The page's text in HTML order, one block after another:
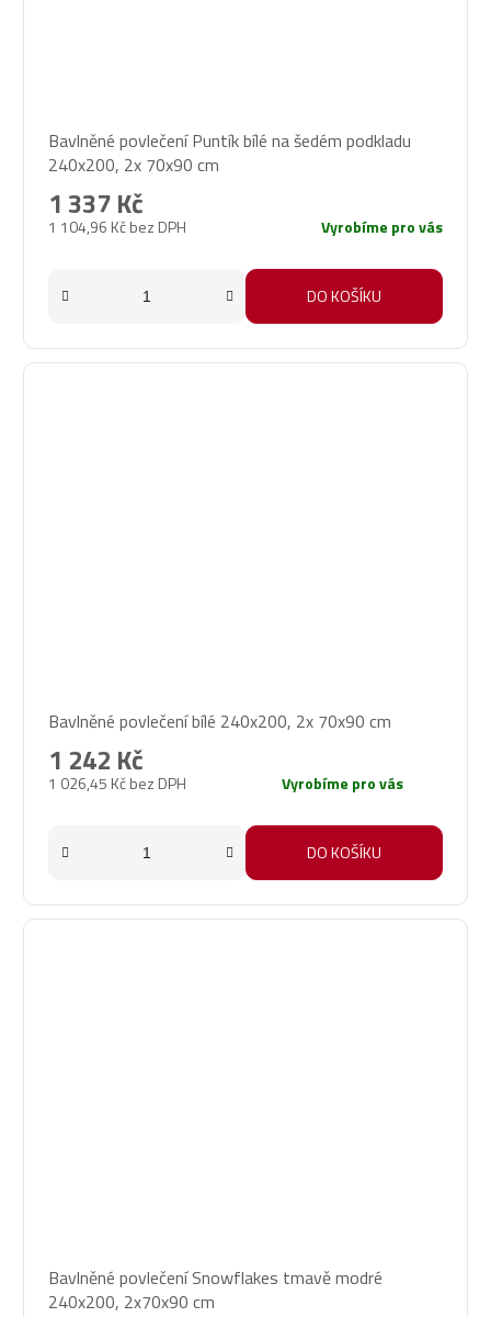
Bavlněné povlečení Puntík bílé na šedém podkladu
240x200, 2x 70x90 cm
1 104,96 Kč bez DPH
1 337 Kč
Vyrobíme pro vás
DO KOŠÍKU
Bavlněné povlečení bílé 240x200, 2x 70x90 cm
1 026,45 Kč bez DPH
1 242 Kč
Vyrobíme pro vás
DO KOŠÍKU
Bavlněné povlečení Snowflakes tmavě modré
240x200, 2x70x90 cm